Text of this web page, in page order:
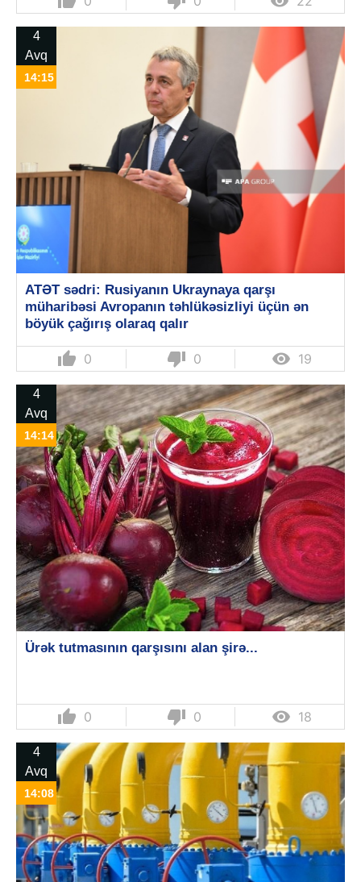
4
Avq
14:15
ATƏT sədri: Rusiyanın Ukraynaya qarşı
müharibəsi Avropanın təhlükəsizliyi üçün ən
böyük çağırış olaraq qalır
thumb_up 0 thumb_down 0  19
4
Avq
14:14
Ürək tutmasının qarşısını alan şirə...
thumb_up 0 thumb_down 0  18
4
Avq
14:08